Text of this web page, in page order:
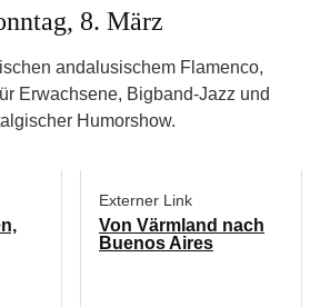
8. März
andalusischem Flamenco,
Erwachsene, Bigband-Jazz und
Humorshow.
Externer Link
Von Värmland nach
Buenos Aires